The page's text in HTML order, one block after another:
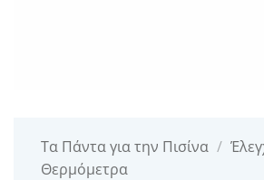
Τα Πάντα για την Πισίνα /
Θερμόμετρα